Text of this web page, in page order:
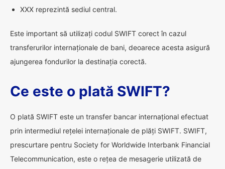
XXX reprezintă sediul central.
Este important să utilizați codul SWIFT corect în cazul
transferurilor internaționale de bani, deoarece acesta asigură
ajungerea fondurilor la destinația corectă.
Ce este o plată SWIFT?
O plată SWIFT este un transfer bancar internațional efectuat
prin intermediul rețelei internaționale de plăți SWIFT. SWIFT,
prescurtare pentru Society for Worldwide Interbank Financial
Telecommunication, este o rețea de mesagerie utilizată de